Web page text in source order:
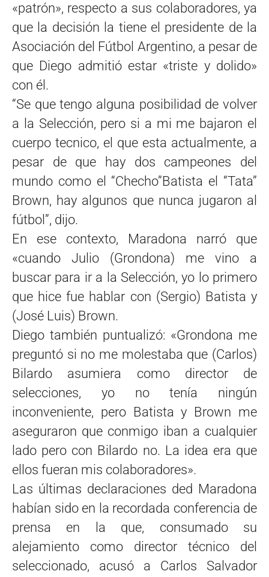
«patrón», respecto a sus colaboradores, ya
que la decisión la tiene el presidente de la
Asociación del Fútbol Argentino, a pesar de
que Diego admitió estar «triste y dolido»
con él.
“Se que tengo alguna posibilidad de volver
a la Selección, pero si a mi me bajaron el
cuerpo tecnico, el que esta actualmente, a
pesar de que hay dos campeones del
mundo como el “Checho”Batista el “Tata”
Brown, hay algunos que nunca jugaron al
fútbol”, dijo.
En ese contexto, Maradona narró que
«cuando Julio (Grondona) me vino a
buscar para ir a la Selección, yo lo primero
que hice fue hablar con (Sergio) Batista y
(José Luis) Brown.
Diego también puntualizó: «Grondona me
preguntó si no me molestaba que (Carlos)
Bilardo asumiera como director de
selecciones, yo no tenía ningún
inconveniente, pero Batista y Brown me
aseguraron que conmigo iban a cualquier
lado pero con Bilardo no. La idea era que
ellos fueran mis colaboradores».
Las últimas declaraciones ded Maradona
habían sido en la recordada conferencia de
prensa en la que, consumado su
alejamiento como director técnico del
seleccionado, acusó a Carlos Salvador